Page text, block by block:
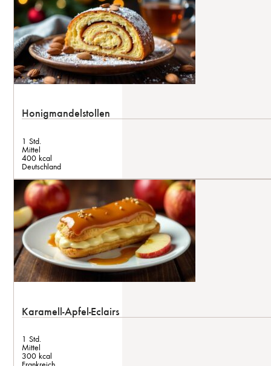
Honigmandelstollen
1 Std.
Mittel
400 kcal
Deutschland
Karamell-Apfel-Eclairs
1 Std.
Mittel
300 kcal